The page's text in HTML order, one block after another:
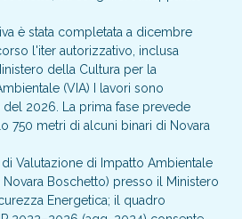
è stata completata a dicembre
l'iter autorizzativo, inclusa
della Cultura per la
(VIA) I lavori sono
2026. La prima fase prevede
750 metri di alcuni binari di Novara
Valutazione di Impatto Ambientale
Novara Boschetto) presso il Ministero
Energetica; il quadro